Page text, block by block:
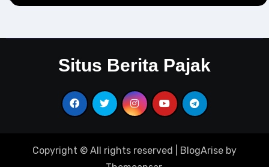
Situs Berita Pajak
Copyright © All rights reserved BlogArise by